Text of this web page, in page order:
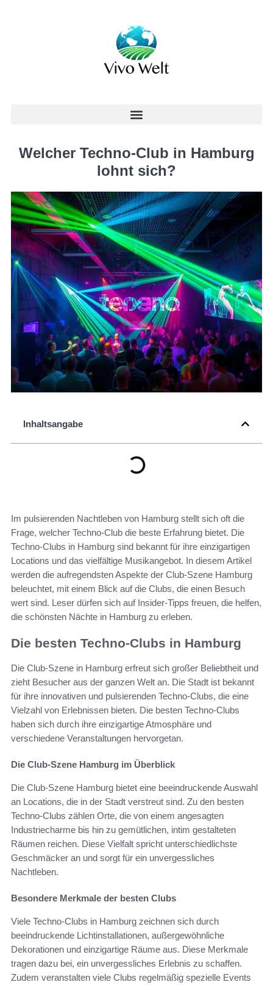
Welcher Techno-Club in Hamburg
lohnt sich?
Inhaltsangabe
Im pulsierenden Nachtleben von Hamburg stellt sich oft die
Frage, welcher Techno-Club die beste Erfahrung bietet. Die
Techno-Clubs in Hamburg sind bekannt für ihre einzigartigen
Locations und das vielfältige Musikangebot. In diesem Artikel
werden die aufregendsten Aspekte der Club-Szene Hamburg
beleuchtet, mit einem Blick auf die Clubs, die einen Besuch
wert sind. Leser dürfen sich auf Insider-Tipps freuen, die helfen,
die schönsten Nächte in Hamburg zu erleben.
Die besten Techno-Clubs in Hamburg
Die Club-Szene in Hamburg erfreut sich großer Beliebtheit und
zieht Besucher aus der ganzen Welt an. Die Stadt ist bekannt
für ihre innovativen und pulsierenden Techno-Clubs, die eine
Vielzahl von Erlebnissen bieten. Die besten Techno-Clubs
haben sich durch ihre einzigartige Atmosphäre und
verschiedene Veranstaltungen hervorgetan.
Die Club-Szene Hamburg im Überblick
Die Club-Szene Hamburg bietet eine beeindruckende Auswahl
an Locations, die in der Stadt verstreut sind. Zu den besten
Techno-Clubs zählen Orte, die von einem angesagten
Industriecharme bis hin zu gemütlichen, intim gestalteten
Räumen reichen. Diese Vielfalt spricht unterschiedlichste
Geschmäcker an und sorgt für ein unvergessliches
Nachtleben.
Besondere Merkmale der besten Clubs
Viele Techno-Clubs in Hamburg zeichnen sich durch
beeindruckende Lichtinstallationen, außergewöhnliche
Dekorationen und einzigartige Räume aus. Diese Merkmale
tragen dazu bei, ein unvergessliches Erlebnis zu schaffen.
Zudem veranstalten viele Clubs regelmäßig spezielle Events